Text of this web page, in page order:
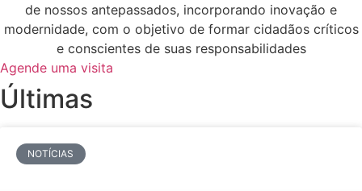
de nossos antepassados, incorporando inovação e
modernidade, com o objetivo de formar cidadãos críticos
e conscientes de suas responsabilidades
Agende uma visita
Últimas
NOTÍCIAS